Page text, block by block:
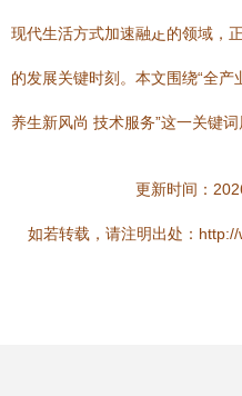
现代生活方式加速融龰的领域，
的发展关键时刻。本文围绕“全
养生新风尚 技术服务”这一关键词
更新时间：
如若转载，请注明出处：